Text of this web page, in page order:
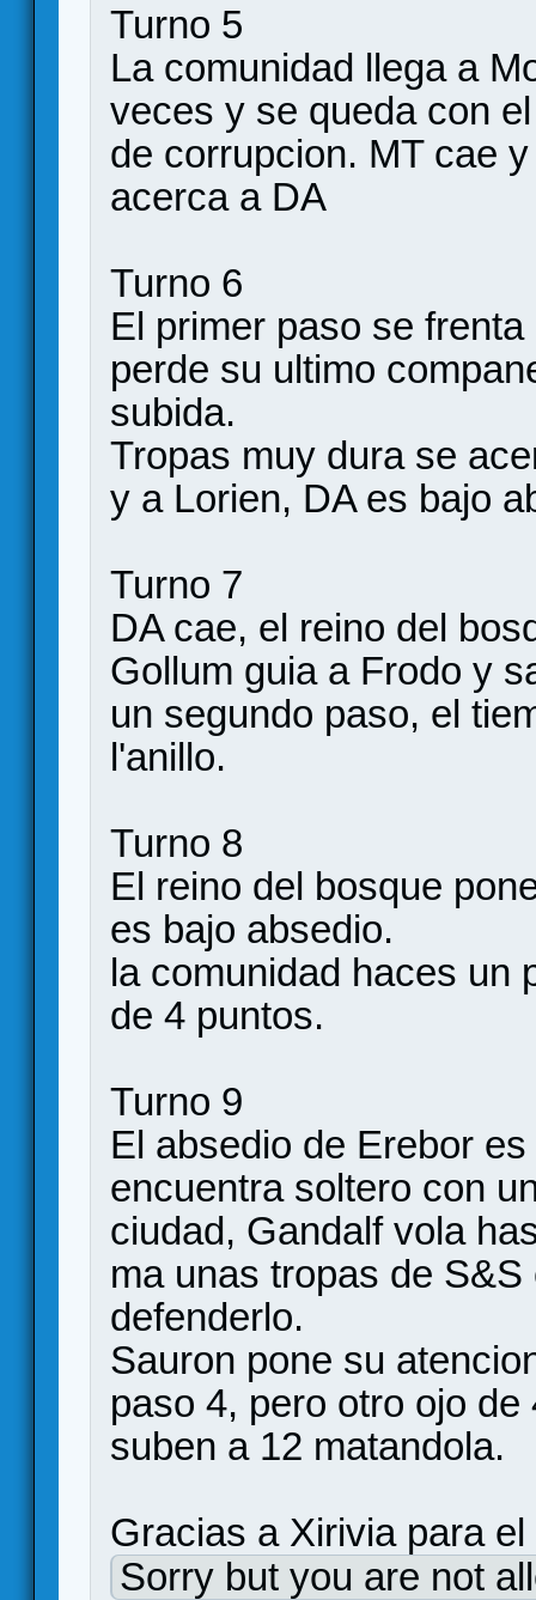
Turno 5
La comunidad llega a
veces y se queda con
de corrupcion. MT cae
acerca a DA
Turno 6
El primer paso se
perde su ultimo
subida.
Tropas muy dura se
y a Lorien, DA es bajo
Turno 7
DA cae, el reino del
Gollum guia a Frodo y
un segundo paso, el
l'anillo.
Turno 8
El reino del bosque
es bajo absedio.
la comunidad haces un
de 4 puntos.
Turno 9
El absedio de Erebor
encuentra soltero con
ciudad, Gandalf vola
ma unas tropas de
defenderlo.
Sauron pone su
paso 4, pero otro ojo
suben a 12 matandola.
Gracias a Xirivia para el
Sorry but you are not